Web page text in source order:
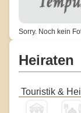
Sorry. Noch kein
Heiraten
Touristik &